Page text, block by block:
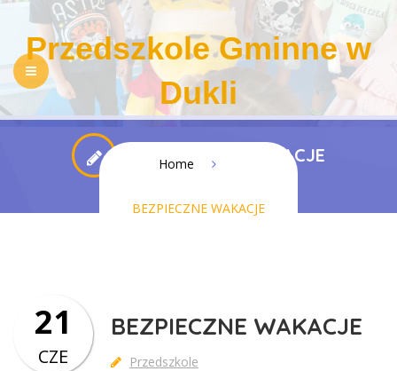
Przedszkole Gminne w
Dukli
NASZE PRZEDSZKOLE REKRUTACJA
BEZPIECZNE WAKACJE
Home
BEZPIECZNE WAKACJE
BEZPIECZNE WAKACJE
Przedszkole
21
CZE